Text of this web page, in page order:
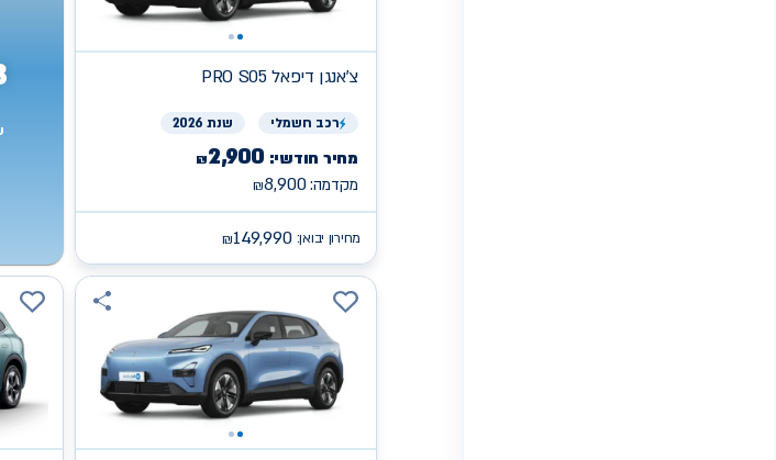
צ'אנגן PRO S05 דיפאל
רכב חשמלי שנת 2026
מחיר חודשי: ₪2,900
מקדמה: ₪8,900
מחירון יבואן: ₪149,990